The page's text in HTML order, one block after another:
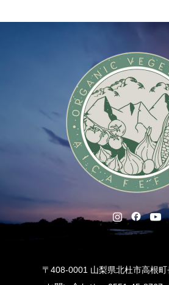
〒408-0001 山梨県北杜市高根町